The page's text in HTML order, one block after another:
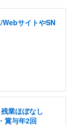
サイトやSN
業ほぼなし
賞与年2回